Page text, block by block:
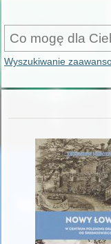
Wyszukiwanie